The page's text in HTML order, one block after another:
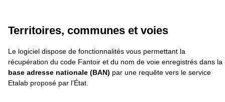
Territoires, communes et voies
Le logiciel dispose de fonctionnalités vous permettant la
récupération du code Fantoir et du nom de voie enregistrés dans la
base adresse nationale (BAN) par une requête vers le service
Etalab proposé par l’État.